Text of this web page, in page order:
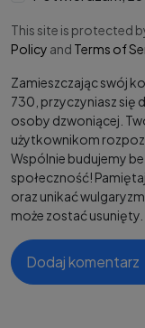
This site is protected
Policy and Terms of
Zamieszczając swój
730, przyczyniasz się
osoby dzwoniącej.
użytkownikom
Wspólnie budujemy
społeczność!
oraz unikać
może zostać usunięty.
Dodaj komentarz